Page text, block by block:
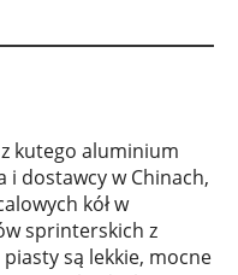
kutego aluminium
dostawcy w Chinach,
kół w
sprinterskich z
są lekkie, mocne